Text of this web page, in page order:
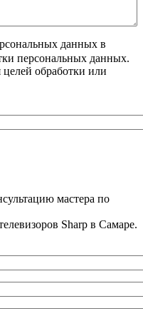
о текстовыхданных в
персональных данных.
целей обработки или
мастера по
Sharp в Самаре.